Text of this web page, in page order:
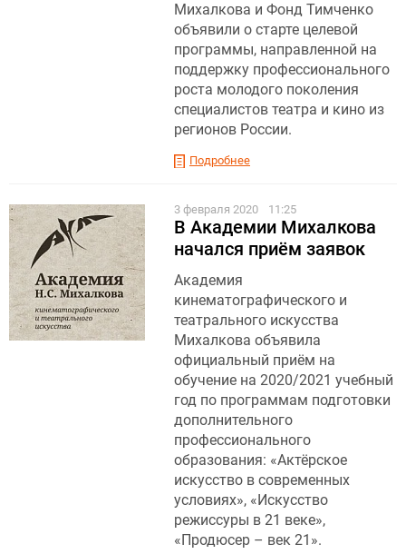
Михалкова и Фонд Тимченко
объявили о старте целевой
программы, направленной на
поддержку профессионального
роста молодого поколения
специалистов театра и кино из
регионов России.
Подробнее
3 февраля 2020 11:25
В Академии Михалкова
начался приём заявок
Академия
кинематографического и
театрального искусства
Михалкова объявила
официальный приём на
обучение на 2020/2021 учебный
год по программам подготовки
дополнительного
профессионального
образования: «Актёрское
искусство в современных
условиях», «Искусство
режиссуры в 21 веке»,
«Продюсер – век 21».